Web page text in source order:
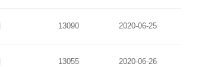
13090 2020-06-25
13055 2020-06-26